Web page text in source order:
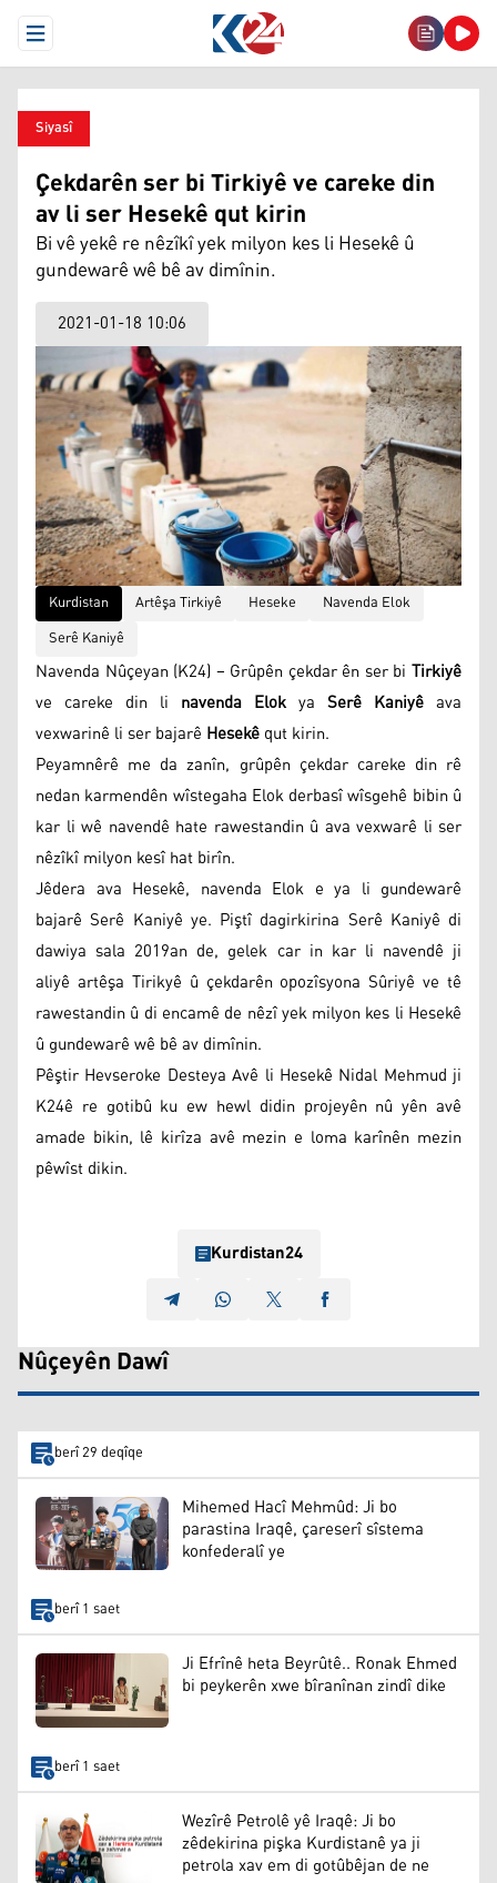
Open Menu
Siyasî
Çekdarên ser bi Tirkiyê ve careke din
av li ser Hesekê qut kirin
Bi vê yekê re nêzîkî yek milyon kes li Hesekê û
gundewarê wê bê av dimînin.
2021-01-18 10:06
Kurdistan Artêşa Tirkiyê Heseke
Navenda Elok
Serê Kaniyê
Navenda Nûçeyan (K24) – Grûpên çekdar ên ser bi Tirkiyê
ve careke din li navenda Elok ya Serê Kaniyê ava
vexwarinê li ser bajarê Hesekêqut kirin.
Peyamnêrê me da zanîn, grûpên çekdar careke din rê
nedan karmendên wîstegaha Elok derbasî wîsgehê bibin û
kar li wê navendê hate rawestandin û ava vexwarê li ser
nêzîkî milyon kesî hat birîn.
Jêdera ava Hesekê, navenda Elok e ya li gundewarê
bajarê Serê Kaniyê ye. Piştî dagirkirina Serê Kaniyê di
dawiya sala 2019an de, gelek car in kar li navendê ji
aliyê artêşa Tirikyê û çekdarên opozîsyona Sûriyê ve tê
rawestandin û di encamê de nêzî yek milyon kes li Hesekê
û gundewarê wê bê av dimînin.
Pêştir Hevseroke Desteya Avê li Hesekê Nidal Mehmud ji
K24ê re gotibû ku ew hewl didin projeyên nû yên avê
amade bikin, lê kirîza avê mezin e loma karînên mezin
pêwîst dikin.
Kurdistan24
Nûçeyên Dawî
berî 29 deqîqe
Mihemed Hacî Mehmûd: Ji bo
parastina Iraqê, çareserî sîstema
konfederalî ye
berî 1 saet
Ji Efrînê heta Beyrûtê.. Ronak Ehmed
bi peykerên xwe bîranînan zindî dike
berî 1 saet
Wezîrê Petrolê yê Iraqê: Ji bo
zêdekirina pişka Kurdistanê ya ji
petrola xav em di gotûbêjan de ne